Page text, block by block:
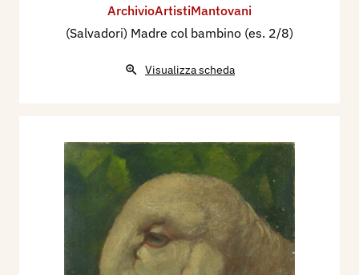
ArchivioArtistiMantovani
(Salvadori) Madre col bambino (es. 2/8)
Visualizza scheda